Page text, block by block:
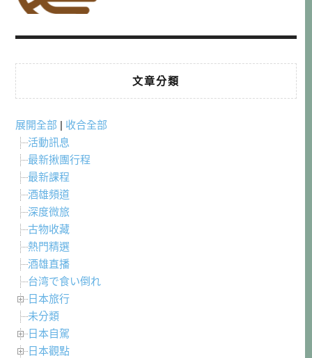
文章分類
展開全部 | 收合全部
活動訊息
最新揪團行程
最新課程
酒雄頻道
深度微旅
古物收藏
熱門精選
酒雄直播
台湾で食い倒れ
日本旅行
未分類
日本自駕
日本觀點